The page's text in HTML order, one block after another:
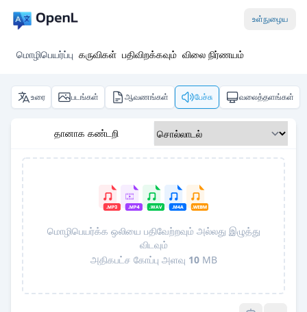
உள்நுழைய
மொழிபெயர்ப்பு கருவிகள் பதிவிறக்கவும் விலை நிர்ணயம்
உரை படங்கள் ஆவணங்கள் பேச்சு வலைத்தளங்கள்
தானாக கண்டறி
மொழிபெயர்க்க ஒலியை பதிவேற்றவும் அல்லது இழுத்து
விடவும்
அதிகபட்ச கோப்பு அளவு 10MB